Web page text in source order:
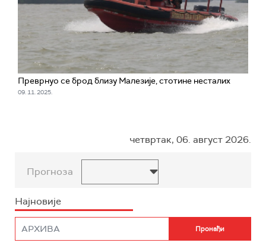
Преврнуо се брод близу Малезије, стотине несталих
09. 11. 2025.
четвртак, 06. август 2026.
Прогноза
Најновије